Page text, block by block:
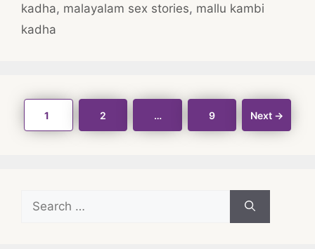
kadha, malayalam sex stories, mallu kambi
kadha
Post
navigation
Page
1 Page
2 … Page
9 Next →
for: